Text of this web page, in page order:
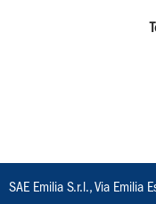
SAE Emilia S.r.l., Via